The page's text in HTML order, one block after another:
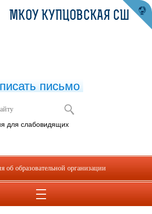
МУЗЕЙ
школы и
музея
МКОУ КУПЦОВСКАЯ СШ
письмо
для слабовидящих
об образовательной организации